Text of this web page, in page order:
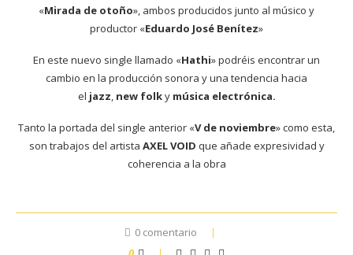
«Mirada de otoño», ambos producidos junto al músico y
productor «Eduardo José Benítez»
En este nuevo single llamado «Hathi» podréis encontrar un
cambio en la producción sonora y una tendencia hacia
el jazz, new folky música electrónica.
Tanto la portada del single anterior «V de noviembre» como esta,
son trabajos del artista AXEL VOID que añade expresividad y
coherencia a la obra
0 comentario